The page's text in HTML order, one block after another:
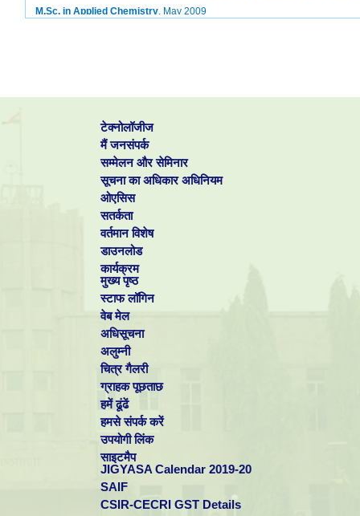
M.Sc. in Applied Chemistry, May 2009
टेक्नोलॉजीज
मैं जनसंपर्क
सम्मेलन और सेमिनार
सूचना का अधिकार अधिनियम
ओएसिस
सतर्कता
वर्तमान विशेष
डाउनलोड
कार्यक्रम
मुख्य पृष्ठ
स्टाफ लॉगिन
वेब मेल
अधिसूचना
अलुम्नी
चित्र गैलरी
ग्राहक पूछताछ
हमें ढूंढें
हमसे संपर्क करें
उपयोगी लिंक
साइटमैप
JIGYASA Calendar 2019-20
SAIF
CSIR-CECRI GST Details